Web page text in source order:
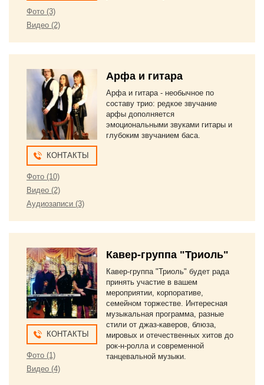
Фото (3)
Видео (2)
КОНТАКТЫ
Фото (10)
Видео (2)
Аудиозаписи (3)
Арфа и гитара
Арфа и гитара - необычное по
составу трио: редкое звучание
арфы дополняется
эмоциональными звуками гитары и
глубоким звучанием баса.
КОНТАКТЫ
Фото (1)
Видео (4)
Кавер-группа "Триоль"
Кавер-группа "Триоль" будет рада
принять участие в вашем
мероприятии, корпоративе,
семейном торжестве. Интересная
музыкальная программа, разные
стили от джаз-каверов, блюза,
мировых и отечественных хитов до
рок-н-ролла и современной
танцевальной музыки.